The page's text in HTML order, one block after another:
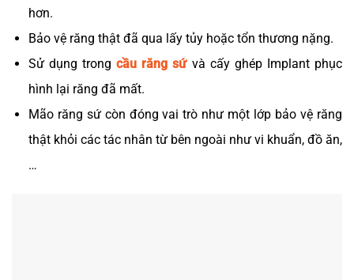
hơn.
Bảo vệ răng thật đã qua lấy tủy hoặc tổn thương nặng.
Sử dụng trongcầu răng sứvà cấy ghép Implant phục
hình lại răng đã mất.
Mão răng sứ còn đóng vai trò như một lớp bảo vệ răng
thật khỏi các tác nhân từ bên ngoài như vi khuẩn, đồ ăn,
…